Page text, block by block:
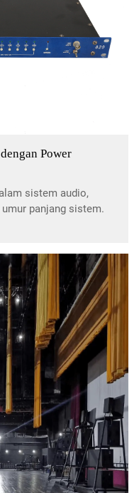
Power
sistem audio,
panjang sistem.
daya yang tepat